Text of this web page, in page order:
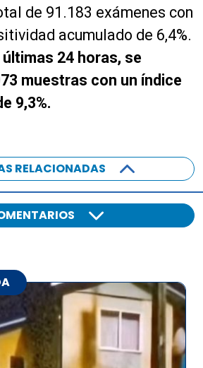
de 91.183 exámenes con
acumulado de 6,4%.
últimas 24 horas, se
muestras con un índice
9,3%.
RELACIONADAS